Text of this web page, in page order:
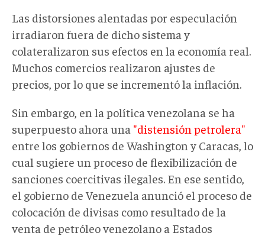
Las distorsiones alentadas por especulación
irradiaron fuera de dicho sistema y
colateralizaron sus efectos en la economía real.
Muchos comercios realizaron ajustes de
precios, por lo que se incrementó la inflación.
Sin embargo, en la política venezolana se ha
superpuesto ahora una "distensión petrolera"
entre los gobiernos de Washington y Caracas, lo
cual sugiere un proceso de flexibilización de
sanciones coercitivas ilegales. En ese sentido,
el gobierno de Venezuela anunció el proceso de
colocación de divisas como resultado de la
venta de petróleo venezolano a Estados